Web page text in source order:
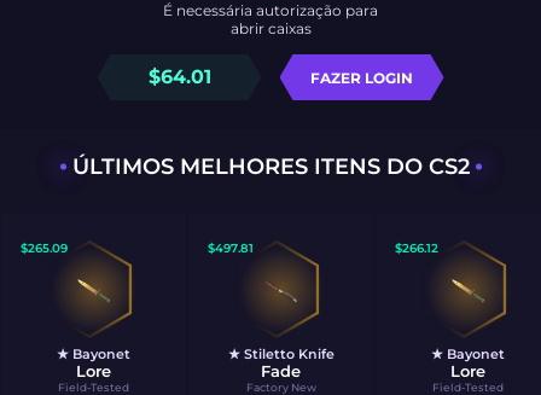
$64.01 FAZER LOGIN
É necessária autorização para
abrir caixas
ÚLTIMOS MELHORES ITENS DO CS2
$265.09
★ Bayonet
Lore
Field-Tested
$497.81
★ Stiletto Knife
Fade
Factory New
$266.12
★ Bayonet
Lore
Field-Tested